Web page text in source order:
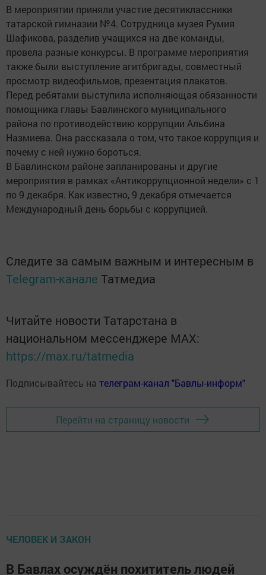
В мероприятии приняли участие десятиклассники
татарской гимназии №4. Сотрудница музея Румия
Шафикова, разделив учащихся на две команды,
провела разные конкурсы. В программе мероприятия
также были выступление агитбригады, совместный
просмотр видеофильмов, презентация плакатов.
Перед ребятами выступила исполняющая обязанности
помощника главы Бавлинского муниципального
района по противодействию коррупции Альбина
Назмиева. Она рассказала о том, что такое коррупция и
почему с ней нужно бороться.
В Бавлинском районе запланированы и другие
мероприятия в рамках «Антикоррупционной недели» с 1
по 9 декабря. Как известно, 9 декабря отмечается
Международный день борьбы с коррупцией.
Следите за самым важным и интересным в
Telegram-канале Татмедиа
Читайте новости Татарстана в
национальном мессенджере MАХ:
https://max.ru/tatmedia
Подписывайтесь на телеграм-канал "Бавлы-информ"
Перейти на страницу новости
ЧЕЛОВЕК И ЗАКОН
В Бавлах осуждён похититель людей